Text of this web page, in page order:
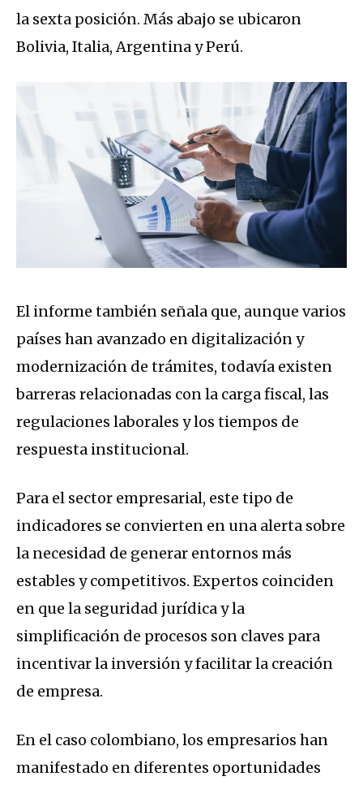
la sexta posición. Más abajo se ubicaron
Bolivia, Italia, Argentina y Perú.
El informe también señala que, aunque varios
países han avanzado en digitalización y
modernización de trámites, todavía existen
barreras relacionadas con la carga fiscal, las
regulaciones laborales y los tiempos de
respuesta institucional.
Para el sector empresarial, este tipo de
indicadores se convierten en una alerta sobre
la necesidad de generar entornos más
estables y competitivos. Expertos coinciden
en que la seguridad jurídica y la
simplificación de procesos son claves para
incentivar la inversión y facilitar la creación
de empresa.
En el caso colombiano, los empresarios han
manifestado en diferentes oportunidades